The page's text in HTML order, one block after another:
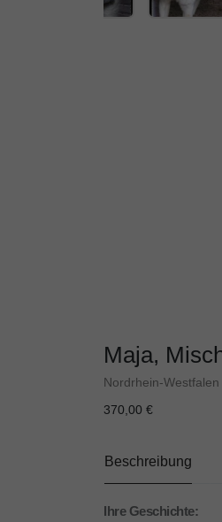
Maja,
Nordrhein-Westfalen
370,00 €
Beschreibung
Ihre Geschichte: